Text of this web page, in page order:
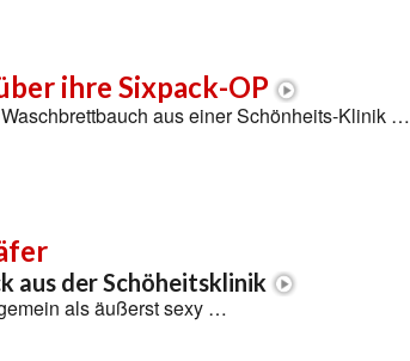
ihre Sixpack-OP
aus einer Schönheits-Klinik …
aus der Schöheitsklinik
als äußerst sexy …